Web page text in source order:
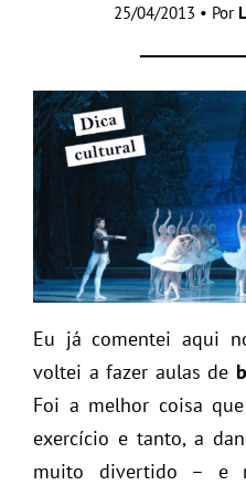
25/04/2013 • Por
Eu já comentei aqui
voltei a fazer aulas de
Foi a melhor coisa
exercício e tanto, a
muito divertido – e